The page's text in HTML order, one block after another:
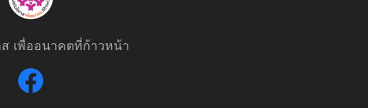
เพื่ออนาคตที่ก้าวหน้า